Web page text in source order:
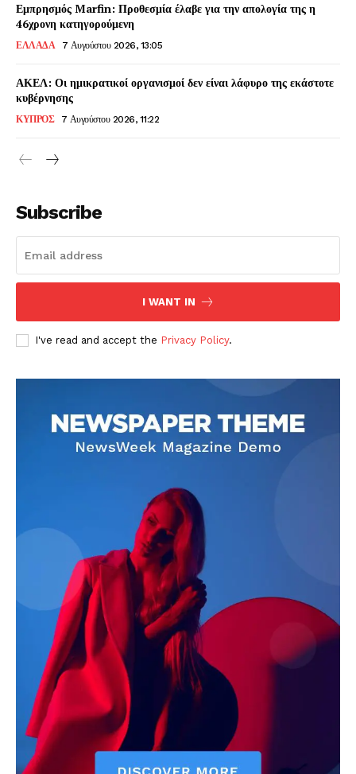
Εμπρησμός Marfin: Προθεσμία έλαβε για την απολογία της η
46χρονη κατηγορούμενη
ΕΛΛΑΔΑ 7 Αυγούστου 2026, 13:05
ΑΚΕΛ: Οι ημικρατικοί οργανισμοί δεν είναι λάφυρο της εκάστοτε
κυβέρνησης
ΚΥΠΡΟΣ 7 Αυγούστου 2026, 11:22
Subscribe
I WANT IN
I've read and accept the Privacy Policy.